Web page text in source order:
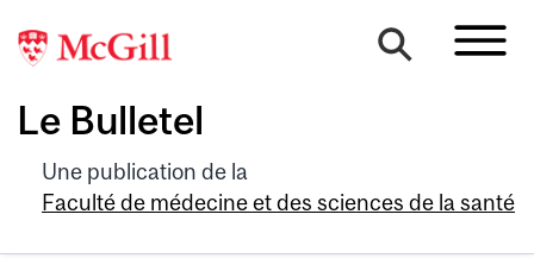
Le Bulletel
Une publication de la
Faculté de médecine et des sciences de la santé